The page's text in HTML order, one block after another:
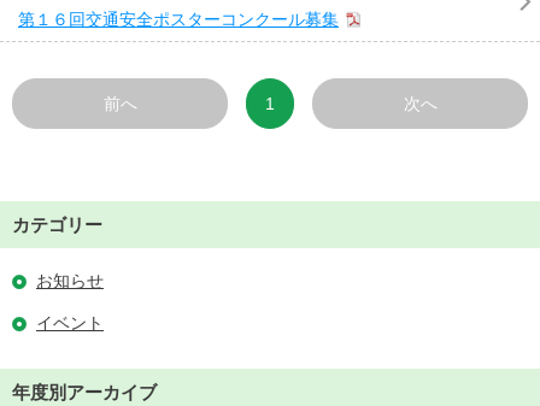
第１６回交通安全ポスターコンクール募集
前へ 1 次へ
カテゴリー
お知らせ
イベント
年度別アーカイブ